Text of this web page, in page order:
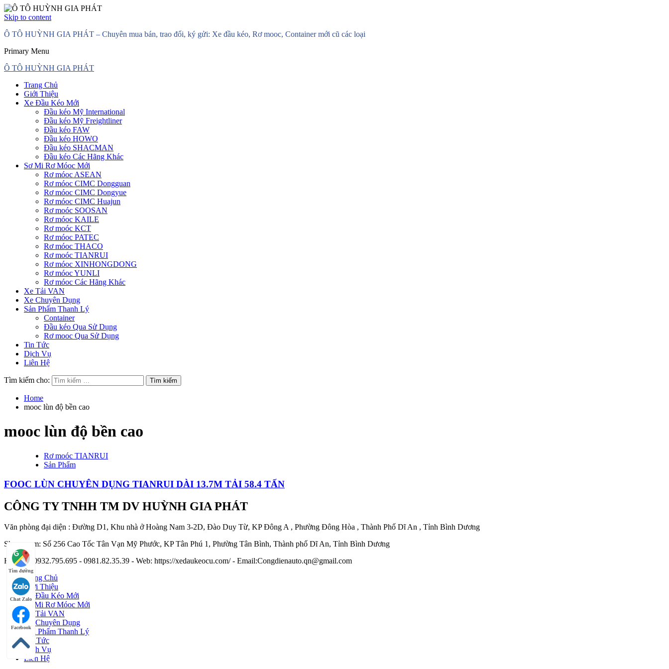
Skip to content
Ô TÔ HUỲNH GIA PHÁT – Chuyên mua bán, trao đổi, ký gửi: Xe đầu kéo, Rơ mooc, Container mới cũ các loại
Primary Menu
Ô TÔ HUỲNH GIA PHÁT
Trang Chủ
Giới Thiệu
Xe Đầu Kéo Mới
Đầu kéo Mỹ International
Đầu kéo Mỹ Freightliner
Đầu kéo FAW
Đầu kéo HOWO
Đầu kéo SHACMAN
Đầu kéo Các Hãng Khác
Sơ Mi Rơ Móoc Mới
Rơ móoc ASEAN
Rơ móoc CIMC Dongguan
Rơ móoc CIMC Dongyue
Rơ móoc CIMC Huajun
Rơ moóc SOOSAN
Rơ móoc KAILE
Rơ moóc KCT
Rơ móoc PATEC
Rơ móoc THACO
Rơ moóc TIANRUI
Rơ móoc XINHONGDONG
Rơ móoc YUNLI
Rơ móoc Các Hãng Khác
Xe Tải VAN
Xe Chuyên Dụng
Sản Phẩm Thanh Lý
Container
Đầu kéo Qua Sử Dụng
Rơ mooc Qua Sử Dụng
Tin Tức
Dịch Vụ
Liên Hệ
Tìm kiếm cho:
Home
mooc lùn độ bền cao
mooc lùn độ bền cao
Rơ moóc TIANRUI
Sản Phẩm
FOOC LÙN CHUYÊN DỤNG TIANRUI DÀI 13.7M TẢI 58.4 TẤN
CÔNG TY TNHH TM DV HUỲNH GIA PHÁT
Văn phòng đại diện : Đường D1, Khu nhà ở Hoàng Nam 3-2D, Đào Duy Từ, KP Đông A , Phường Đông Hòa , Thành Phố Dĩ An , Tỉnh Bình Dương
Showroom: Số 256 Cao Tốc Tân Vạn Mỹ Phước, KP Tân Phú 1, Phường Tân Bình, Thành phố Dĩ An, Tỉnh Bình Dương
Hotline : 0932.795.695 - 0981.82.35.39 - Web: https://xedaukeocu.com/ - Email:Congdienauto.qn@gmail.com
Tìm đường
Chat Zalo
Facebook
Trang Chủ
Giới Thiệu
Xe Đầu Kéo Mới
Sơ Mi Rơ Móoc Mới
Xe Tải VAN
Xe Chuyên Dụng
Sản Phẩm Thanh Lý
Tin Tức
Dịch Vụ
Liên Hệ